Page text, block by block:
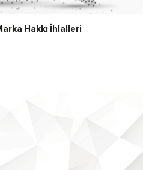
Hakkı İhlalleri